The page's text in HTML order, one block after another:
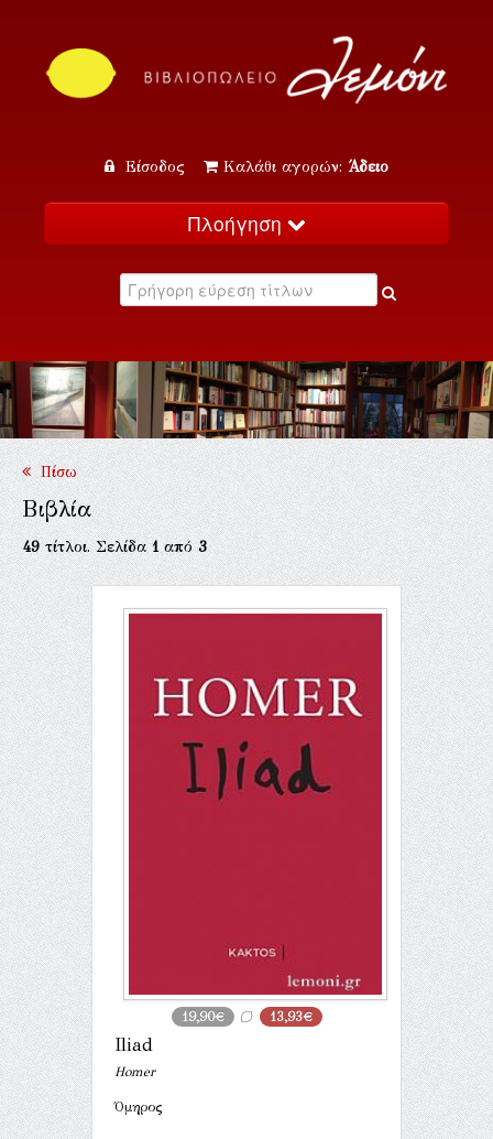
Είσοδος Καλάθι αγορών: Άδειο
Πλοήγηση
Κατάλογος
Εκδηλώσεις
Επικοινωνία
Πίσω
Βιβλία
49τίτλοι. Σελίδα1από3
19,90€ 13,93€
Iliad
Homer
Όμηρος